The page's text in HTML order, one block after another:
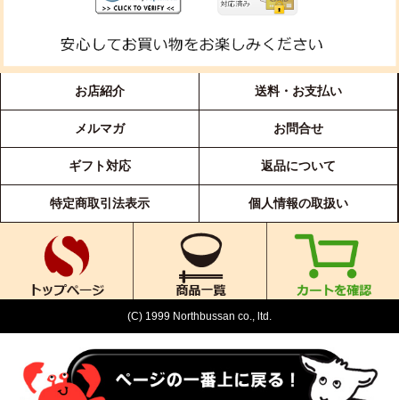
お店紹介 送料・お支払い
メルマガ お問合せ
ギフト対応 返品について
特定商取引法表示 個人情報の取扱い
(C) 1999 Northbussan co., ltd.